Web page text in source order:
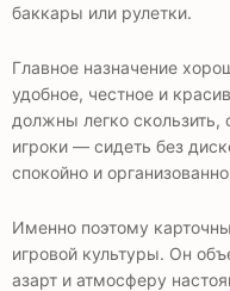
баккары или рулетки.
Главное назначение
удобное, честное и
должны легко
игроки — сидеть без
спокойно и
Именно поэтому
игровой культуры. Он
азарт и атмосферу